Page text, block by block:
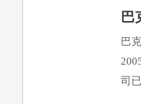
巴
巴
司